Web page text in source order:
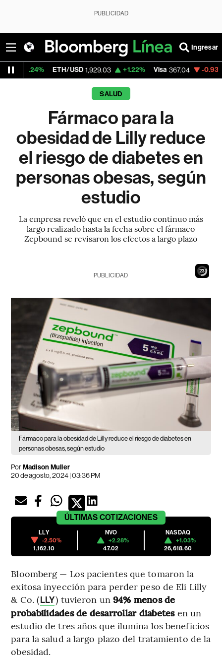
PUBLICIDAD
Ingresar
ETH/USD 1,929.03 +1.22% Visa 367.04 -0.93%
SALUD
Fármaco para la
obesidad de Lilly reduce
el riesgo de diabetes en
personas obesas, según
estudio
La empresa reveló que en el estudio continuo más
largo realizado hasta la fecha sobre el fármaco
Zepbound se revisaron los efectos a largo plazo
21
PUBLICIDAD
Fármaco para la obesidad de Lilly reduce el riesgo de diabetes en
personas obesas, según estudio
PorMadison Muller
20 de agosto, 2024 | 03:36 PM
ÚLTIMAS COTIZACIONES
LLY
-2.50%
1,162.10
NVO
+2.28%
47.02
NASDAQ
+1.03%
26,618.60
Bloomberg — Los pacientes que tomaron la
exitosa inyección para perder peso de Eli Lilly
& Co. (LLY) tuvieron un 94% menos de
probabilidades de desarrollar diabetesen un
estudio de tres años que ilumina los beneficios
para la salud a largo plazo del tratamiento de la
obesidad.